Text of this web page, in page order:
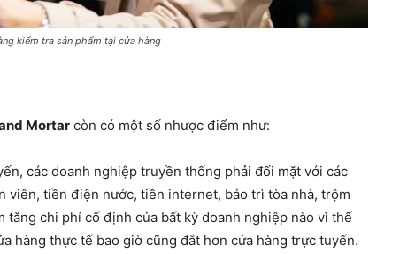
kiểm tra sản phẩm tại cửa hàng
Mortar còn có một số nhược điểm như:
các doanh nghiệp truyền thống phải đối mặt với các
viên, tiền điện nước, tiền internet, bảo trì tòa nhà, trộm
tăng chi phí cố định của bất kỳ doanh nghiệp nào vì thế
hàng thực tế bao giờ cũng đắt hơn cửa hàng trực tuyến.